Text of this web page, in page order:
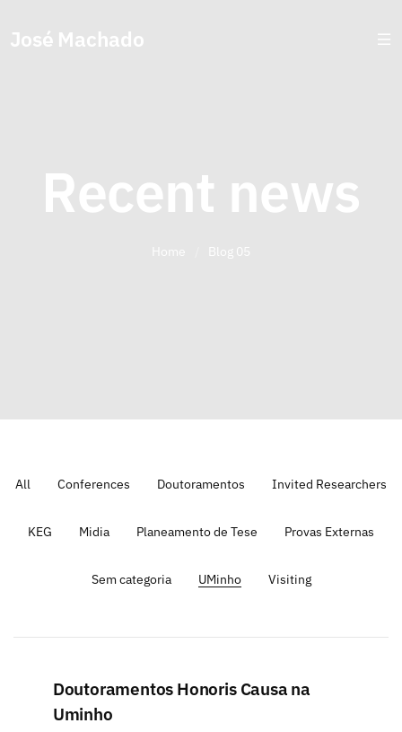
José Machado
Recent news
Home Blog 05
All Conferences Doutoramentos Invited Researchers
KEG Midia Planeamento de Tese Provas Externas
Sem categoria UMinho Visiting
Doutoramentos Honoris Causa na
Uminho